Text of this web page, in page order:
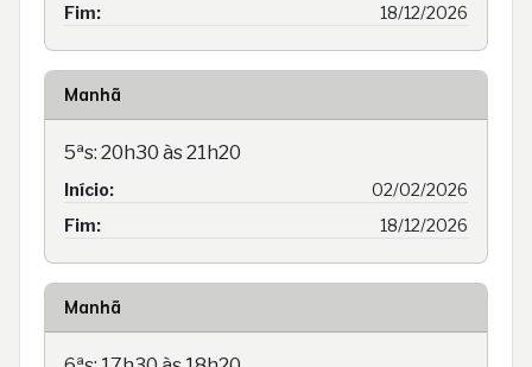
Fim:
18/12/2026
Manhã
5ªs: 20h30 às 21h20
Início:
02/02/2026
Fim:
18/12/2026
Manhã